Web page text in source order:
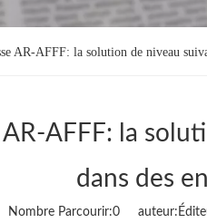
AR-AFFF: la solution de niveau
AFFF: la
dans des
Nombre Parcourir:0